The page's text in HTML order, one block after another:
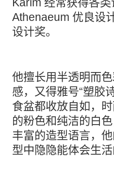
Karim 经常获得各
Athenaeum 优良设
设计奖。
他擅长用半透明而
感，又得雅号“塑胶
食盆都收放自如，
的粉色和纯洁的白
丰富的造型语言，
型中隐隐能体会生活